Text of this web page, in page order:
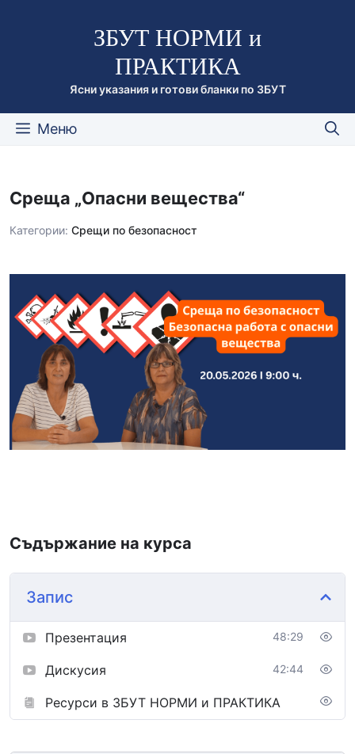
съдържаниетоЗБУТ НОРМИ и
ПРАКТИКА
Ясни указания и готови бланки по ЗБУТ
Меню
Среща „Опасни вещества“
Категории: Срещи по безопасност
Съдържание на курса
Запис
Презентация 48:29
Дискусия 42:44
Ресурси в ЗБУТ НОРМИ и ПРАКТИКА